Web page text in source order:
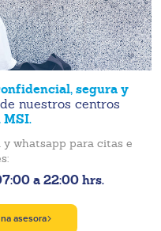
segura y
nuestros centros
MSI.
whatsapp para citas e
a 22:00 hrs.
asesora